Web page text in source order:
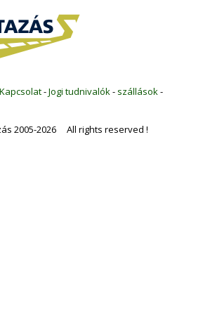
Kapcsolat-Jogi tudnivalók - szállások -
2005-2026 All rights reserved !